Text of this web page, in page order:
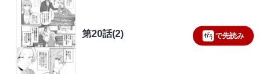
第20話(2) で先読み